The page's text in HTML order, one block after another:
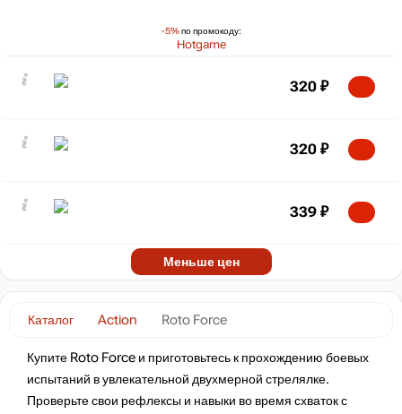
Каталог Action Roto Force
Купите Roto Force и приготовьтесь к прохождению боевых
испытаний в увлекательной двухмерной стрелялке.
Проверьте свои рефлексы и навыки во время схваток с
-5%по промокоду:
Hotgame
320 ₽
320 ₽
339 ₽
Меньше цен